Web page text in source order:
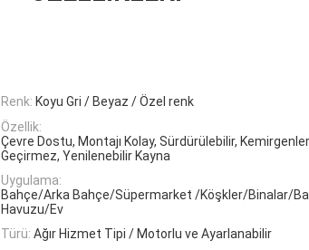
Renk: Koyu Gri / Beyaz / Özel renk
Özellik:
Çevre Dostu, Montajı Kolay, Sürdürülebilir,
Geçirmez, Yenilenebilir Kayna
Uygulama:
Bahçe/Arka Bahçe/Süpermarket /Köşkler/Binalar/
Havuzu/Ev
Türü: Ağır Hizmet Tipi / Motorlu ve Ayarlanabilir